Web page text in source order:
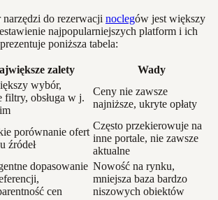
do rezerwacji noclegów jest większy
najpopularniejszych platform i ich
poniższa tabela:
zalety Wady
wybór,
filtry, obsługa w j.
Ceny nie zawsze
najniższe, ukryte opłaty
porównanie ofert
źródeł
Często przekierowuje na
inne portale, nie zawsze
aktualne
dopasowanie
cen
Nowość na rynku,
mniejsza baza bardzo
niszowych obiektów